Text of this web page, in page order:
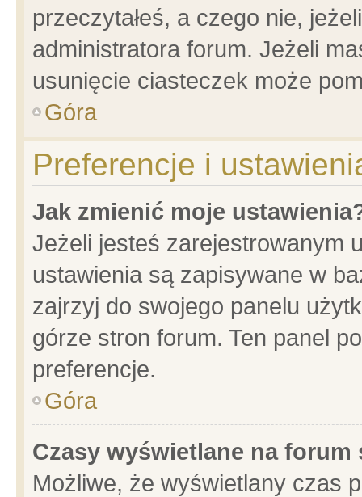
przeczytałeś, a czego nie,
administratora forum. Jeżeli
usunięcie ciasteczek może
Góra
Preferencje i
Jak zmienić moje
Jeżeli jesteś zarejestrowanym
ustawienia są zapisywane w
zajrzyj do swojego panelu
górze stron forum. Ten panel
preferencje.
Góra
Czasy wyświetlane na forum
Możliwe, że wyświetlany czas